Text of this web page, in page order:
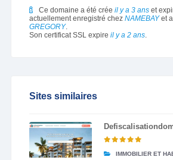
Ce domaine a été crée il y a 3 anset
actuellement enregistré chez NAMEBAYet
GREGORY.
Son certificat SSL expire il y a 2 ans.
Sites similaires
IMMOBILIER ET